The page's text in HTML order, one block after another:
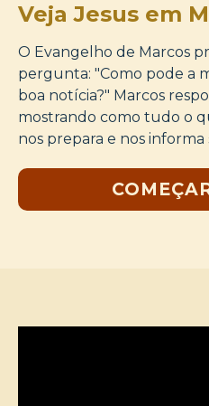
Veja Jesus em
O Evangelho de Marcos
pergunta: "Como pode a
boa notícia?" Marcos
mostrando como tudo o
nos prepara e nos